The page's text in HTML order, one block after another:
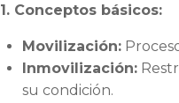
1. Conceptos básicos:
Movilización:
Inmovilización:
su condición.